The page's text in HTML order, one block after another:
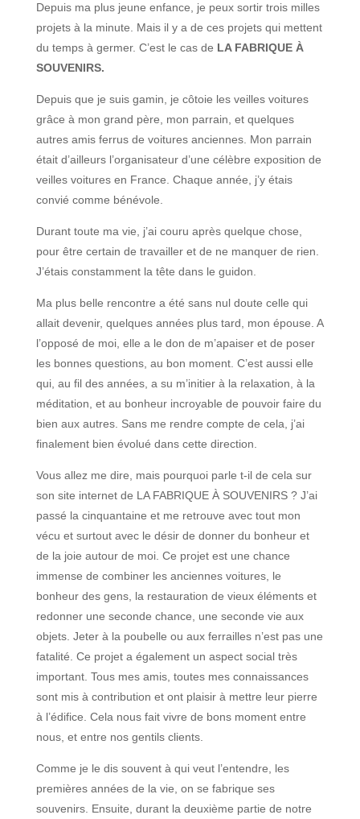
Depuis ma plus jeune enfance, je peux sortir trois milles
projets à la minute. Mais il y a de ces projets qui mettent
du temps à germer. C’est le cas de LA FABRIQUE À
SOUVENIRS.
Depuis que je suis gamin, je côtoie les veilles voitures
grâce à mon grand père, mon parrain, et quelques
autres amis ferrus de voitures anciennes. Mon parrain
était d’ailleurs l’organisateur d’une célèbre exposition de
veilles voitures en France. Chaque année, j’y étais
convié comme bénévole.
Durant toute ma vie, j’ai couru après quelque chose,
pour être certain de travailler et de ne manquer de rien.
J’étais constamment la tête dans le guidon.
Ma plus belle rencontre a été sans nul doute celle qui
allait devenir, quelques années plus tard, mon épouse. A
l’opposé de moi, elle a le don de m’apaiser et de poser
les bonnes questions, au bon moment. C’est aussi elle
qui, au fil des années, a su m’initier à la relaxation, à la
méditation, et au bonheur incroyable de pouvoir faire du
bien aux autres. Sans me rendre compte de cela, j’ai
finalement bien évolué dans cette direction.
Vous allez me dire, mais pourquoi parle t-il de cela sur
son site internet de LA FABRIQUE À SOUVENIRS ? J’ai
passé la cinquantaine et me retrouve avec tout mon
vécu et surtout avec le désir de donner du bonheur et
de la joie autour de moi. Ce projet est une chance
immense de combiner les anciennes voitures, le
bonheur des gens, la restauration de vieux éléments et
redonner une seconde chance, une seconde vie aux
objets. Jeter à la poubelle ou aux ferrailles n’est pas une
fatalité. Ce projet a également un aspect social très
important. Tous mes amis, toutes mes connaissances
sont mis à contribution et ont plaisir à mettre leur pierre
à l’édifice. Cela nous fait vivre de bons moment entre
nous, et entre nos gentils clients.
Comme je le dis souvent à qui veut l’entendre, les
premières années de la vie, on se fabrique ses
souvenirs. Ensuite, durant la deuxième partie de notre